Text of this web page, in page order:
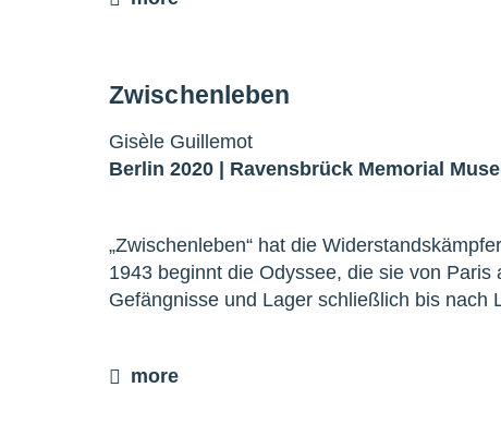
Zwischenleben
Gisèle Guillemot
Berlin 2020 | Ravensbrück Memorial
„Zwischenleben“ hat die
1943 beginnt die Odyssee, die sie von
Gefängnisse und Lager schließlich bis
more